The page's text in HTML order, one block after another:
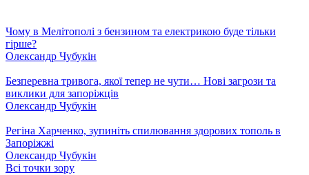
Чому в Мелітополі з бензином та електрикою буде тільки
гірше?
Олександр Чубукін
Безперевна тривога, якої тепер не чути… Нові загрози та
виклики для запоріжців
Олександр Чубукін
Регіна Харченко, зупиніть спилювання здорових тополь в
Запоріжжі
Олександр Чубукін
Всі точки зору